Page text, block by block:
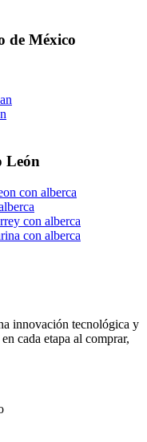
de México
León
con alberca
con alberca
con alberca
innovación tecnológica y
cada etapa al comprar,